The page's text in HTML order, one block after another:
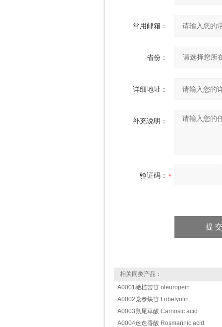
常用邮箱：
省份：
详细地址：
补充说明：
验证码：
相关同类产品：
A0001橄榄苦苷 oleuropein
A0002党参炔苷 Lobetyolin
A0003鼠尾草酸 Carnosic acid
A0004迷迭香酸 Rosmarinic acid